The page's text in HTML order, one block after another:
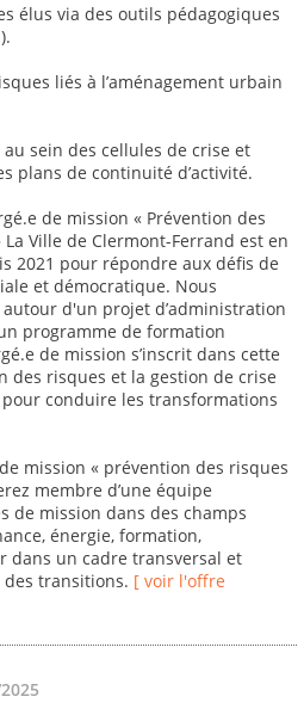
élus via des outils pédagogiques
liés à l’aménagement urbain
au sein des cellules de crise et
plans de continuité d’activité.
de mission « Prévention des
Ville de Clermont-Ferrand est en
2021 pour répondre aux défis de
et démocratique. Nous
d'un projet d’administration
programme de formation
de mission s’inscrit dans cette
des risques et la gestion de crise
conduire les transformations
mission « prévention des risques
membre d’une équipe
de mission dans des champs
énergie, formation,
dans un cadre transversal et
transitions. [ voir l'offre